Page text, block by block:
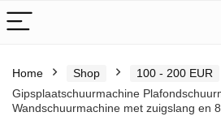
Home Shop 100 - 200 EUR
Gipsplaatschuurmachine
Wandschuurmachine met zuigslang en